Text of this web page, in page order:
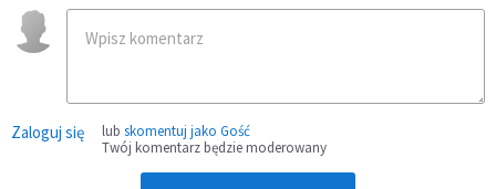
Zaloguj się lub skomentuj jako Gość
Twój komentarz będzie moderowany